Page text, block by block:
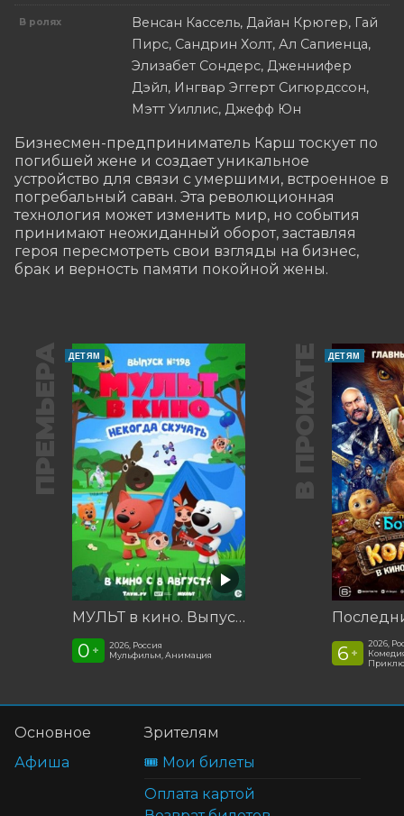
В ролях
Венсан Кассель, Дайан Крюгер, Гай
Пирс, Сандрин Холт, Ал Сапиенца,
Элизабет Сондерс, Дженнифер
Дэйл, Ингвар Эггерт Сигюрдссон,
Мэтт Уиллис, Джефф Юн
Бизнесмен-предприниматель Карш тоскует по
погибшей жене и создает уникальное
устройство для связи с умершими, встроенное в
погребальный саван. Эта революционная
технология может изменить мир, но события
принимают неожиданный оборот, заставляя
героя пересмотреть свои взгляды на бизнес,
брак и верность памяти покойной жены.
ПРЕМЬЕРА ДЕТЯМ
МУЛЬТ в кино. Выпуск №198. Некогда скучать
0 +
2026, Россия
Мульфильм, Анимация
В ПРОКАТЕ ДЕТЯМ
6 +
2026,
Основное
Афиша
Зрителям
🎟️ Мои билеты
Оплата картой